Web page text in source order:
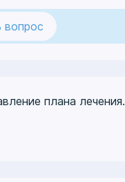
вопрос
плана лечения.